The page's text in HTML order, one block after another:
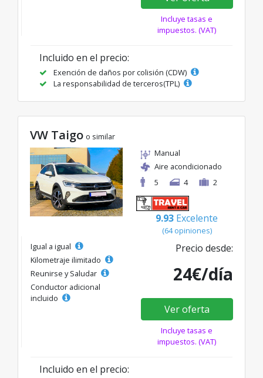
Incluye tasas e
impuestos. (VAT)
Incluido en el precio:
Exención de daños por colisión (CDW)
La responsabilidad de terceros(TPL)
VW Taigo o similar
Manual
Aire acondicionado
5
4 2
9.93 Excelente
(64 opiniones)
Igual a igual
Kilometraje ilimitado
Reunirse y Saludar
Conductor adicional
incluido
Precio desde:
24€/día
Ver oferta
Incluye tasas e
impuestos. (VAT)
Incluido en el precio: